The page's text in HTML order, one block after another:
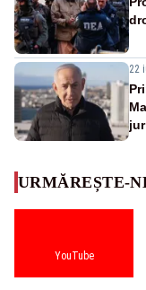
22
URMĂREȘTE-
YouTube